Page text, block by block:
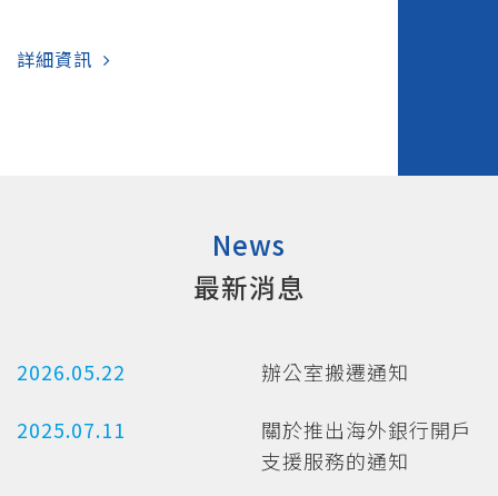
詳細資訊
News
最新消息
2026.05.22
辦公室搬遷通知
2025.07.11
關於推出海外銀行開戶
支援服務的通知